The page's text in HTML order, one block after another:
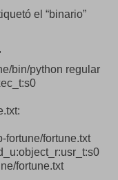
el “binario”
bin/python regular
fortune/fortune.txt
fortune.txt